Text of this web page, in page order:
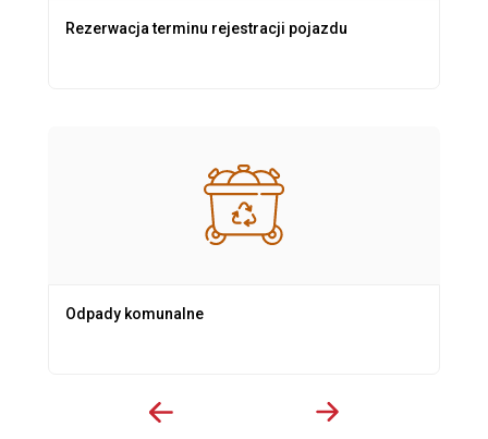
Rezerwacja terminu rejestracji pojazdu
Odpady komunalne